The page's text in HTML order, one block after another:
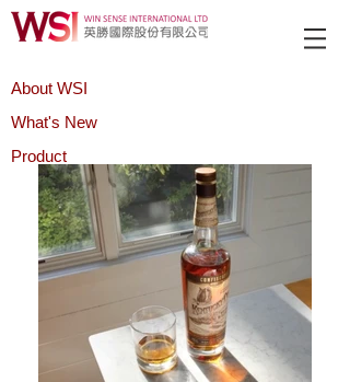
About WSI
What's New
Product